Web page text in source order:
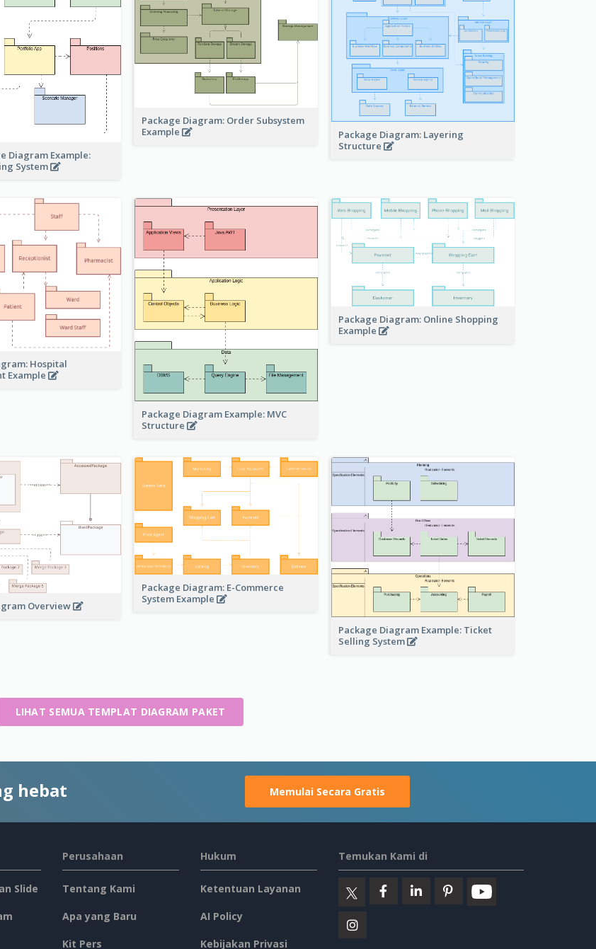
Diagram Example:
System
Package Diagram: Order Subsystem
Example
Package Diagram: Layering
Structure
Hospital
Example
Package Diagram Example: MVC
Structure
Package Diagram: Online Shopping
Example
Overview
Package Diagram: E-Commerce
System Example
Package Diagram Example: Ticket
Selling System
LIHAT SEMUA TEMPLAT DIAGRAM PAKET
hebat Memulai Secara Gratis
Slide
Perusahaan
Tentang Kami
Apa yang Baru
Kit Pers
Hukum
Ketentuan Layanan
AI Policy
Kebijakan Privasi
Temukan Kami di